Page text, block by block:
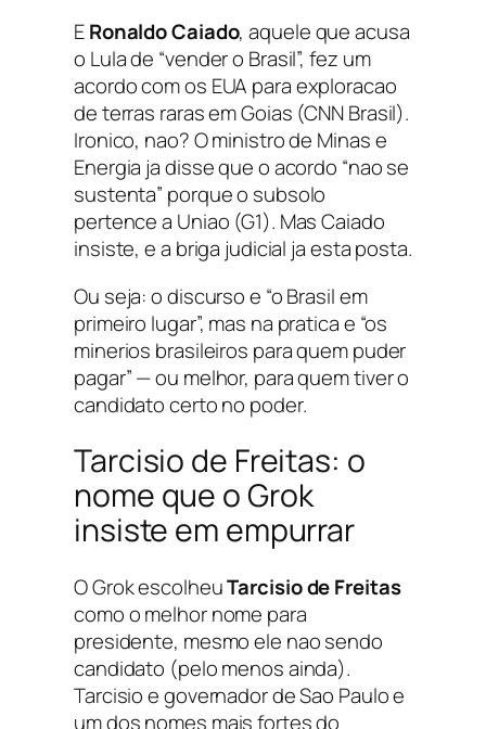
ERonaldo Caiado, aquele que acusa
o Lula de “vender o Brasil”, fez um
acordo com os EUA para exploracao
de terras raras em Goias (CNN Brasil).
Ironico, nao? O ministro de Minas e
Energia ja disse que o acordo “nao se
sustenta” porque o subsolo
pertence a Uniao (G1). Mas Caiado
insiste, e a briga judicial ja esta posta.
Ou seja: o discurso e “o Brasil em
primeiro lugar”, mas na pratica e “os
minerios brasileiros para quem puder
pagar” — ou melhor, para quem tiver o
candidato certo no poder.
Tarcisio de Freitas: o
nome que o Grok
insiste em empurrar
O Grok escolheuTarcisio de Freitas
como o melhor nome para
presidente, mesmo ele nao sendo
candidato (pelo menos ainda).
Tarcisio e governador de Sao Paulo e
um dos nomes mais fortes do